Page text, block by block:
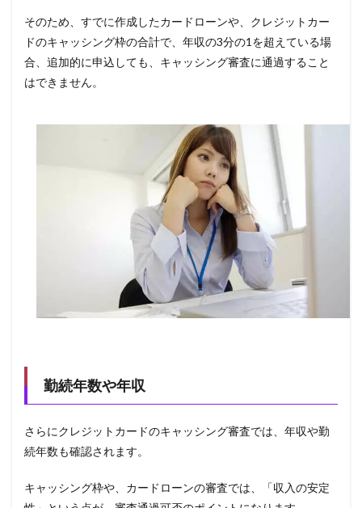
そのため、すでに作成したカードローンや、クレジットカー
ドのキャッシング枠の合計で、年収の3分の1を超えている場
合、追加的に申込しても、キャッシング審査に通過すること
はできません。
勤続年数や年収
さらにクレジットカードのキャッシング審査では、年収や勤
続年数も確認されます。
キャッシング枠や、カードローンの審査では、「収入の安定